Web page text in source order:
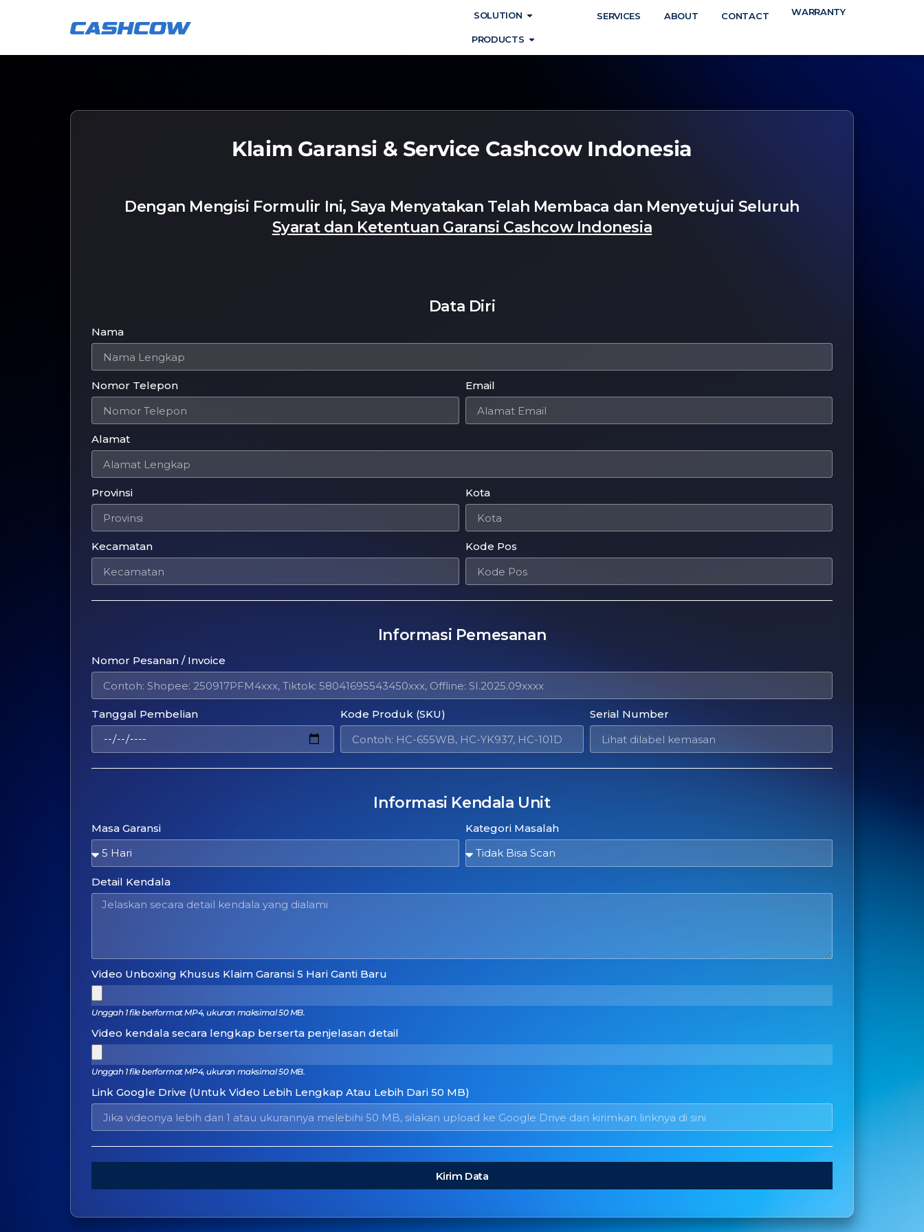
WARRANTY
SERVICES ABOUT CONTACT
SOLUTION Open SOLUTION
PRODUCTS Open PRODUCTS
Klaim Garansi & Service Cashcow Indonesia
Dengan Mengisi Formulir Ini, Saya Menyatakan Telah Membaca dan Menyetujui Seluruh
Syarat dan Ketentuan Garansi Cashcow Indonesia
Data Diri
Nama
Nomor Telepon Email
Alamat
Provinsi Kota
Kecamatan Kode Pos
Informasi Pemesanan
Nomor Pesanan / Invoice
Tanggal Pembelian Kode Produk (SKU) Serial Number
Informasi Kendala Unit
Masa Garansi Kategori Masalah
Detail Kendala
Video Unboxing Khusus Klaim Garansi 5 Hari Ganti Baru
Unggah 1 file berformat MP4, ukuran maksimal 50 MB.
Video kendala secara lengkap berserta penjelasan detail
Unggah 1 file berformat MP4, ukuran maksimal 50 MB.
Link Google Drive (Untuk Video Lebih Lengkap Atau Lebih Dari 50 MB)
Kirim Data